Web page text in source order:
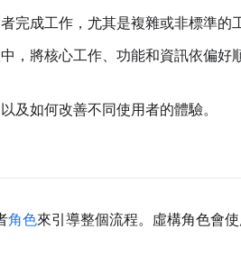
完成工作，尤其是複雜或非標準的
，將核心工作、功能和資訊依偏好
及如何改善不同使用者的體驗。
角色來引導整個流程。虛構角色會